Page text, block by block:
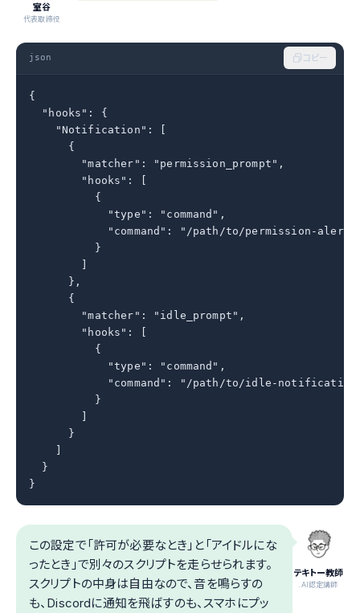
室谷
代表取締役
json コピー
{
  "hooks": {
    "Notification": [
      {
        "matcher": "permission_prompt",
        "hooks": [
          {
            "type": "command",
"command": "/path/to/permission-
          }
        ]
      },
      {
        "matcher": "idle_prompt",
        "hooks": [
          {
            "type": "command",
"command": "/path/to/idle-
          }
        ]
      }
    ]
  }
}
テキトー教師
.AI認定講師
この設定で「許可が必要なとき」と「アイドルにな
ったとき」で別々のスクリプトを走らせられます。
スクリプトの中身は自由なので、音を鳴らすの
も、Discordに通知を飛ばすのも、スマホにプッ